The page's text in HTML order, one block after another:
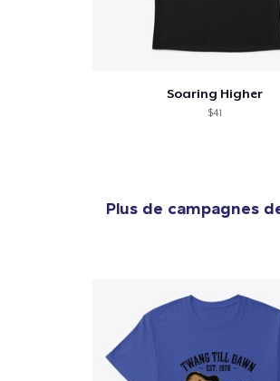
Soaring Higher
$41
Plus de campagnes